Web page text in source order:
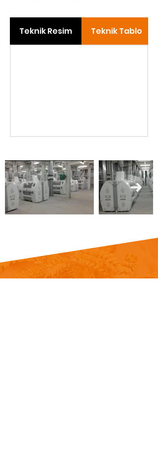
Teknik Resim Teknik Tablo